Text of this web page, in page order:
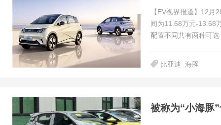
【EV视界报道】12
间为11.68万元-13.68
配置不同共有两种可
比亚迪 海豚
被称为“小海豚